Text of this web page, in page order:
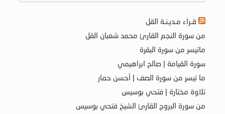
قـراء مـديـنـة القل
من سورة النجم القارئ محمد شعبان القل
ماتيسر من سورة البقرة
سورة القيامة | صالح ابراهيمي
ما تيسر من سورة الصف | أحسن حمار
تلاوة مختارة | فتحي بوسيس
من سورة البروج القارئ الشيخ فتحي بوسيس